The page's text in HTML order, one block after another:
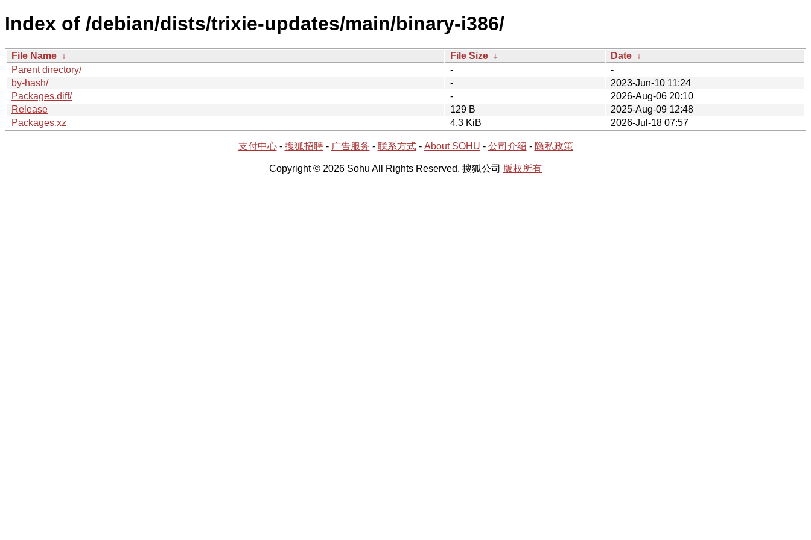
Index of /debian/dists/trixie-updates/main/binary-i386/
File Name ↓ File Size ↓ Date ↓
Parent directory/
-
-
by-hash/
-
2023-Jun-10 11:24
Packages.diff/
-
2026-Aug-06 20:10
Release
129 B
2025-Aug-09 12:48
Packages.xz
4.3 KiB 2026-Jul-18 07:57
支付中心- 搜狐招聘- 广告服务 - 联系方式- About SOHU - 公司介绍 - 隐私政策
Copyright © 2026 Sohu All Rights Reserved. 搜狐公司 版权所有